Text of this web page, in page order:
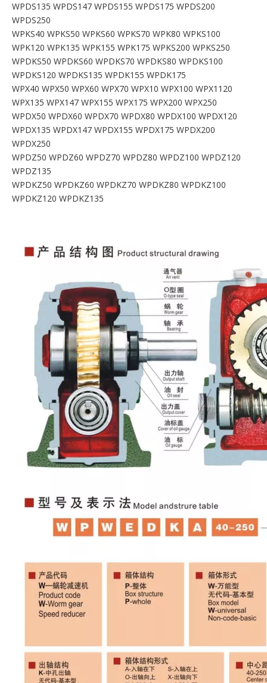
WPDS135 WPDS147 WPDS155 WPDS175 WPDS200
WPDS250
WPKS40 WPKS50 WPKS60 WPKS70 WPK80 WPKS100
WPK120 WPK135 WPK155 WPK175 WPKS200 WPKS250
WPDKS50 WPDKS60 WPDKS70 WPDKS80 WPDKS100
WPDKS120 WPDKS135 WPDK155 WPDK175
WPX40 WPX50 WPX60 WPX70 WPX10 WPX100 WPX1120
WPX135 WPX147 WPX155 WPX175 WPX200 WPX250
WPDX50 WPDX60 WPDX70 WPDX80 WPDX100 WPDX120
WPDX135 WPDX147 WPDX155 WPDX175 WPDX200
WPDX250
WPDZ50 WPDZ60 WPDZ70 WPDZ80 WPDZ100 WPDZ120
WPDZ135
WPDKZ50 WPDKZ60 WPDKZ70 WPDKZ80 WPDKZ100
WPDKZ120 WPDKZ135